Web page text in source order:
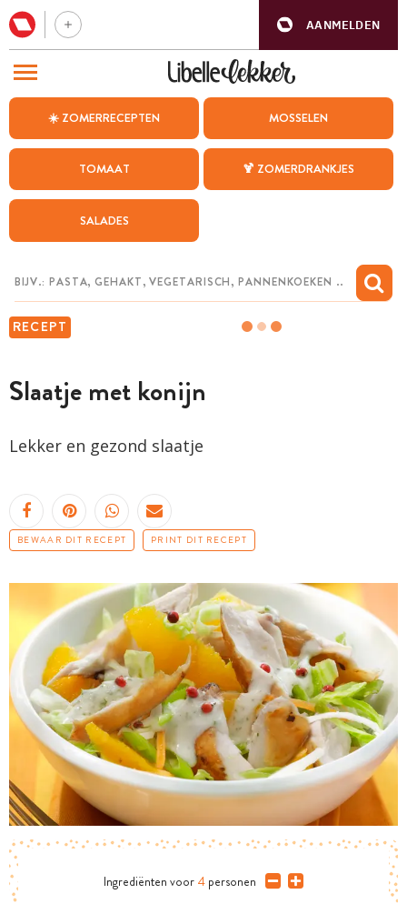
AANMELDEN
☀️ ZOMERRECEPTEN MOSSELEN
TOMAAT 🍹 ZOMERDRANKJES
SALADES
RECEPT
Slaatje met konijn
Lekker en gezond slaatje
BEWAAR DIT RECEPT PRINT DIT RECEPT
Ingrediënten voor 4 personen
BEZOEK ONZE ANDERE WEBSITES
WEEKMENU
CHAT MET MAIA
MIJN BEWAARDE RECEPTEN